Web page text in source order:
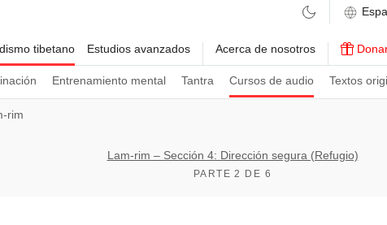
tibetano
Entrenamiento mental Tantra Cursos de audio Textos
Estudios avanzados Acerca de nosotros
rim
Lam-rim – Sección 4: Dirección segura (Refugio)
PARTE 2 DE 6